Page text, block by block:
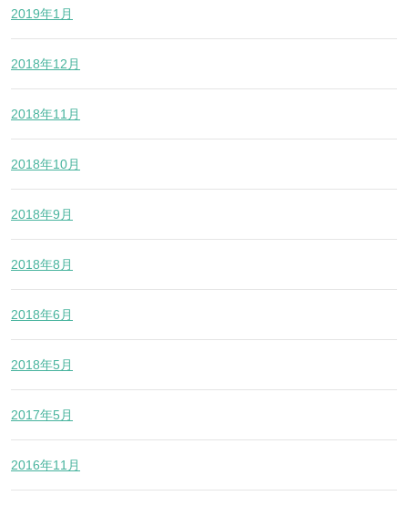
2019年1月
2018年12月
2018年11月
2018年10月
2018年9月
2018年8月
2018年6月
2018年5月
2017年5月
2016年11月